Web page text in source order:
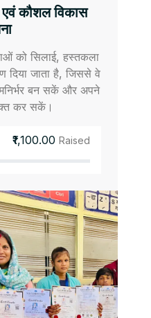
कौशल विकास
को सिलाई, हस्तकला
दिया जाता है, जिससे वे
बन सकें और अपने
कर सकें।
₹1,100.00 Raised